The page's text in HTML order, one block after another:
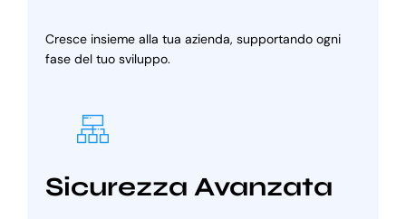
Cresce insieme alla tua azienda, supportando ogni
fase del tuo sviluppo.
Sicurezza Avanzata